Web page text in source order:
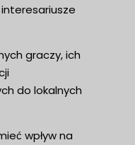
graczy, ich
do lokalnych
wpływ na